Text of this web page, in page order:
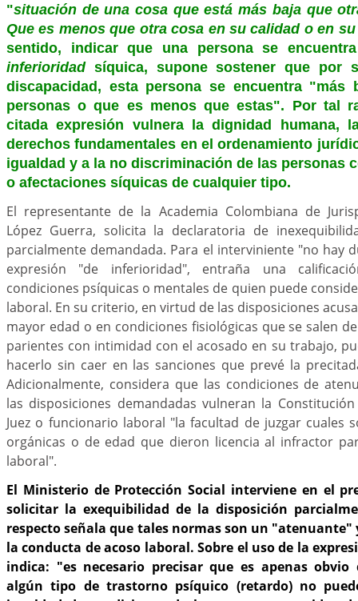
"situación de una cosa que está más baja que
Que es menos que otra cosa en su calidad o en
sentido, indicar que una persona se
inferioridadsíquica, supone sostener que por
discapacidad, esta persona se encuentra "más
personas o que es menos que estas". Por tal
citada expresión vulnera la dignidad humana,
derechos fundamentales en el ordenamiento
igualdad y a la no discriminación de las personas
o afectaciones síquicas de cualquier tipo.
El representante de la Academia Colombiana de
López Guerra, solicita la declaratoria de
parcialmente demandada. Para el interviniente "no hay
expresión "de inferioridad", entraña una
condiciones psíquicas o mentales de quien puede
laboral. En su criterio, en virtud de las disposiciones
mayor edad o en condiciones fisiológicas que se salen
parientes con intimidad con el acosado en su trabajo,
hacerlo sin caer en las sanciones que prevé la
Adicionalmente, considera que las condiciones de
las disposiciones demandadas vulneran la
Juez o funcionario laboral "la facultad de juzgar cuales
orgánicas o de edad que dieron licencia al infractor
laboral".
El Ministerio de Protección Social interviene en el
solicitar la exequibilidad de la disposición
respecto señala que tales normas son un "atenuante"
la conducta de acoso laboral. Sobre el uso de la
indica: "es necesario precisar que es apenas
algún tipo de trastorno psíquico (retardo) no